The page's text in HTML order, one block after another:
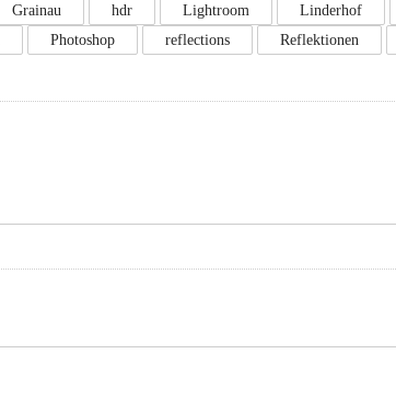
Grainau hdr Lightroom Linderhof
Photoshop reflections Reflektionen